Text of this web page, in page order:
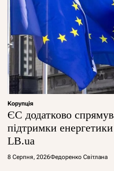
Корупція
ЄС додатково
підтримки
LB.ua
8 Серпня, 2026Федоренко Світлана